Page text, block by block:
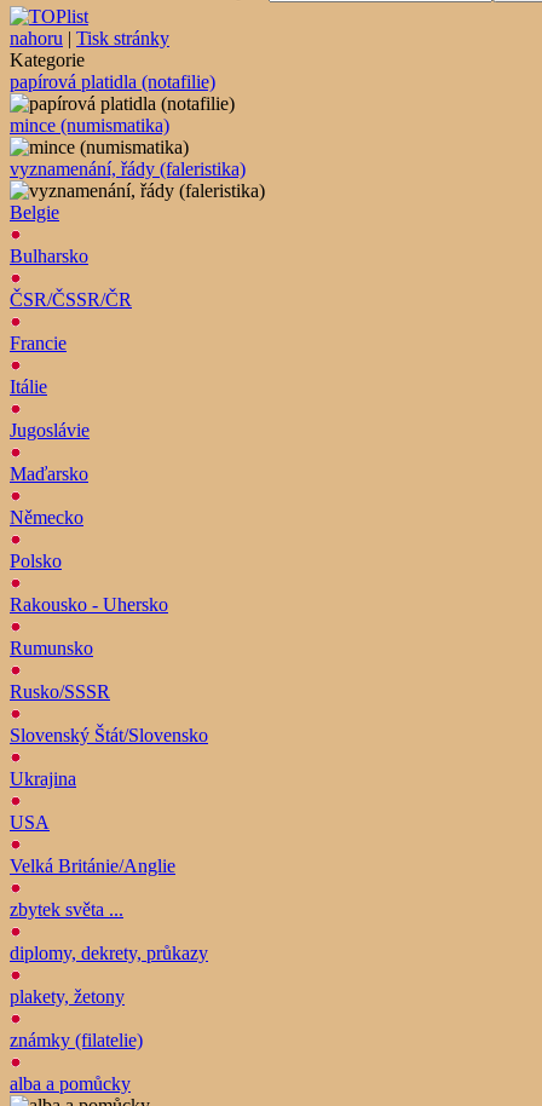
nahoru | Tisk stránky
Kategorie
papírová platidla (notafilie)
mince (numismatika)
vyznamenání, řády (faleristika)
Belgie
Bulharsko
ČSR/ČSSR/ČR
Francie
Itálie
Jugoslávie
Maďarsko
Německo
Polsko
Rakousko - Uhersko
Rumunsko
Rusko/SSSR
Slovenský Štát/Slovensko
Ukrajina
USA
Velká Británie/Anglie
zbytek světa ...
diplomy, dekrety, průkazy
plakety, žetony
známky (filatelie)
alba a pomůcky